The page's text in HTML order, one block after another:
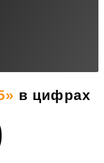
в цифрах